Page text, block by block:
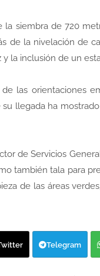
siembra de 720
de la nivelación de
la inclusión de un
las orientaciones
llegada ha
de Servicios
también tala para
de las áreas
Telegram